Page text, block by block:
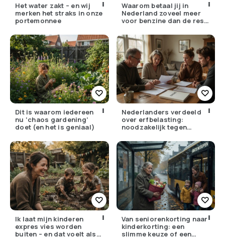
Het water zakt – en wij
merken het straks in onze
portemonnee
Waarom betaal jij in
Nederland zoveel meer
voor benzine dan de rest
Dit is waarom iedereen
nu ‘chaos gardening’
doet (en het is geniaal)
Nederlanders verdeeld
over erfbelasting:
noodzakelijk tegen
Ik laat mijn kinderen
expres vies worden
buiten – en dat voelt als
Van seniorenkorting naar
kinderkorting: een
slimme keuze of een